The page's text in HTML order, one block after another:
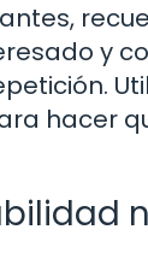
y
hacer